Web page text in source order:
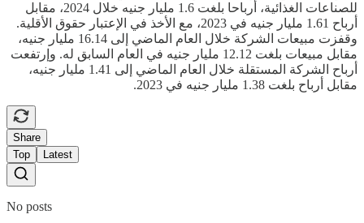
للصناعات الغذائية، أرباحا بلغت 1.6 مليار جنيه خلال 2024، مقابل
أرباح 1.61 مليار جنيه في 2023، مع الأخذ في الإعتبار حقوق الأقلية.
وقفزت مبيعات الشركة خلال العام الماضي إلى 16.14 مليار جنيه،
مقابل مبيعات بلغت 12.12 مليار جنيه في العام السابق له. وإرتفعت
أرباح الشركة المستقلة خلال العام الماضي إلى 1.41 مليار جنيه،
مقابل أرباح بلغت 1.38 مليار جنيه في 2023.
Share
Top
Latest
No posts